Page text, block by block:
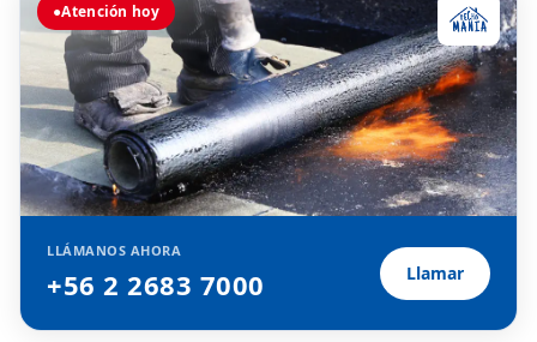
●Atención hoy
LLÁMANOS AHORA
+56 2 2683 7000 Llamar